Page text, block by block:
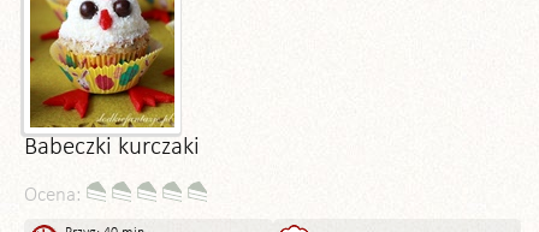
Babeczki kurczaki
Ocena: